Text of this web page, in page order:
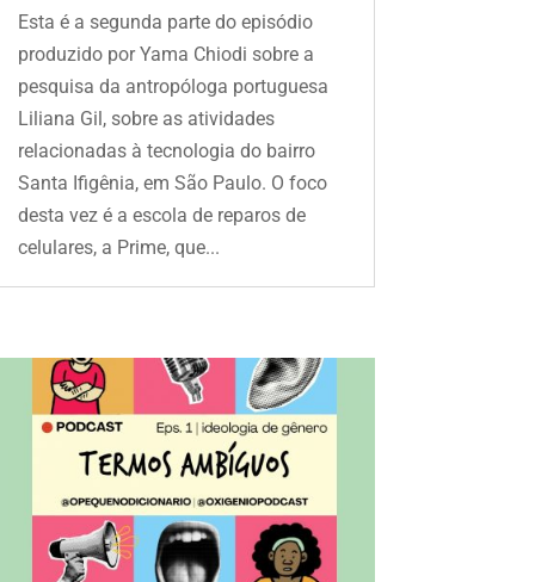
Esta é a segunda parte do episódio
produzido por Yama Chiodi sobre a
pesquisa da antropóloga portuguesa
Liliana Gil, sobre as atividades
relacionadas à tecnologia do bairro
Santa Ifigênia, em São Paulo. O foco
desta vez é a escola de reparos de
celulares, a Prime, que...